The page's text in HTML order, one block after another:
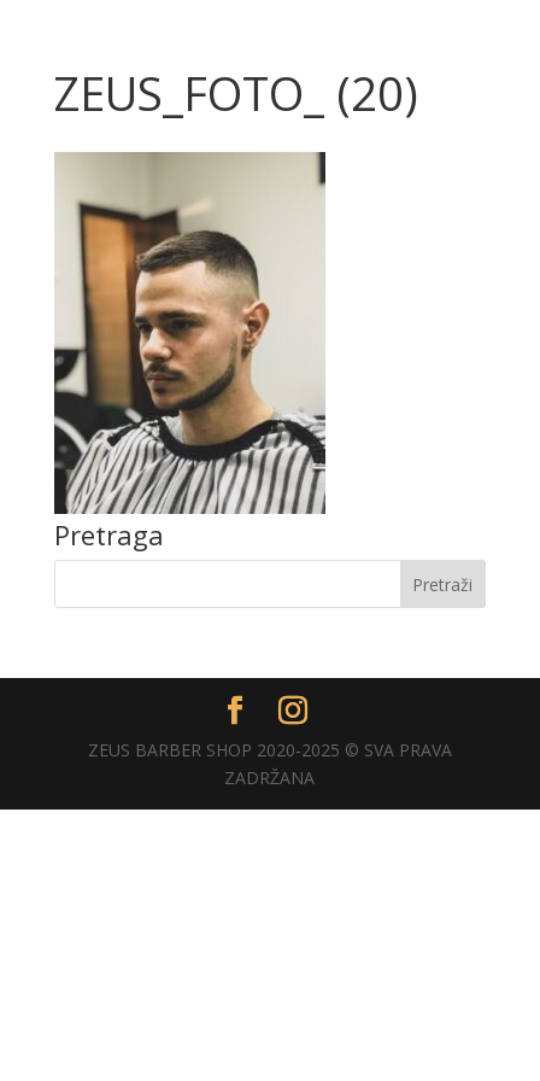
ZEUS_FOTO_ (20)
Pretraga
ZEUS BARBER SHOP 2020-2025 © SVA PRAVA
ZADRŽANA